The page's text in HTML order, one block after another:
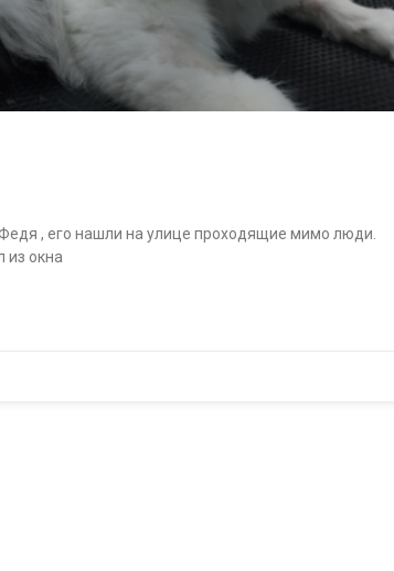
Федя , его нашли на улице проходящие мимо люди.
из окна